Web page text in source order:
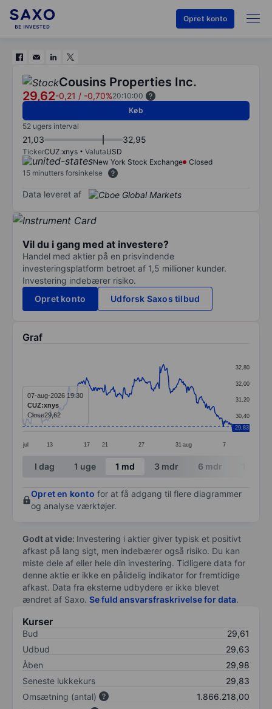
Opret konto
Cousins Properties Inc.
29,62-0,21 / -0,70%20:10:00
Køb
52 ugers interval
21,03 32,95
TickerCUZ:xnys ValutaUSD
New York Stock Exchange
Closed
15 minutters forsinkelse
Data leveret af
Vil du i gang med at investere?
Handel med aktier på en prisvindende
investeringsplatform betroet af 1,5 millioner kunder.
Investering indebærer risiko.
Opret konto
Udforsk Saxos tilbud
Graf
Line chart with 299 data points.
The chart has 1 X axis displaying categories.
The chart has 1 Y axis displaying values. Data
jul 13 17 21 27 31 aug 7
30,40
31,20
32,00
32,80
29,83
07-aug-2026 19:30
CUZ:xnys
Close29,62
End of interactive chart.
I dag 1 uge 1 md 3 mdr 6 mdr
Opret en konto for at få adgang til flere diagrammer
og analyse værktøjer.
Godt at vide: Investering i aktier giver typisk et positivt
afkast på lang sigt, men indebærer også risiko. Du kan
miste dele af eller hele din investering. Tidligere data for
denne aktie er ikke en pålidelig indikator for fremtidige
afkast. Data fra eksterne udbydere er ikke blevet
ændret af Saxo. Se fuld ansvarsfraskrivelse for data.
Kurser
Bud
29,61
Udbud
29,63
Åben
29,98
Seneste lukkekurs
29,83
Omsætning (antal)
1.866.218,00